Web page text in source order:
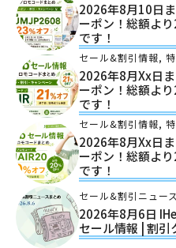
2026年8月10日
ーポン！総額よ
です！
セール&割引情報,
2026年8月xx日
ーポン！総額よ
です！
セール&割引情報,
2026年8月xx日
ーポン！総額よ
です！
セール&割引ニュー
2026年8月6日
セール情報 | 割引